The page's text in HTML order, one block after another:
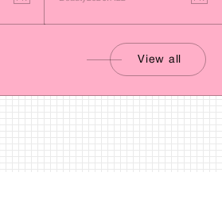
View all